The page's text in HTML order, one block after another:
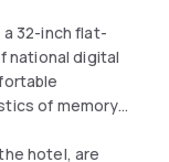
a 32-inch flat-
national digital
of memory
hotel, are